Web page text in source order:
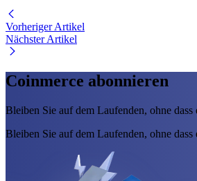
Vorheriger Artikel
Nächster Artikel
Coinmerce abonnieren
Bleiben Sie auf dem Laufenden, ohne dass
Bleiben Sie auf dem Laufenden, ohne dass